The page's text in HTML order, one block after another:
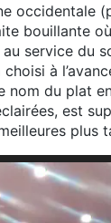
occidentale
bouillante
service du
à
du plat
est
plus